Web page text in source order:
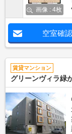
画像 : 4枚
空室確認
賃貸マンション
グリーンヴィラ緑